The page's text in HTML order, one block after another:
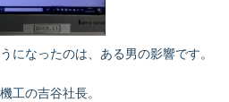
になったのは、ある男の影響です。
工の吉谷社長。